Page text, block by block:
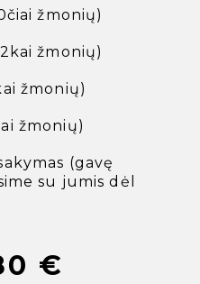
žmonių)
žmonių)
žmonių)
žmonių)
(gavę
su jumis dėl
€